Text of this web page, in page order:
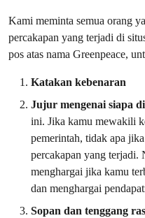
Kami meminta semua orang
percakapan yang terjadi di
pos atas nama Greenpeace,
Katakan kebenaran
Jujur mengenai siapa
ini. Jika kamu mewakili
pemerintah, tidak apa
percakapan yang terjadi.
menghargai jika kamu
dan menghargai
Sopan dan tenggang